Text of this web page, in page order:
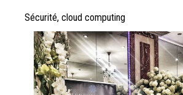
Sécurité, cloud computing